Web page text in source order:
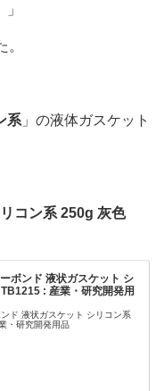
」
系 」の液体ガスケット
コン系 250g 灰色
ボンド 液状ガスケット シ
: 産業・研究開発用
ド 液状ガスケット シリコン系
・研究開発用品